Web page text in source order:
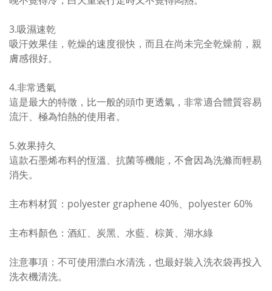
3.吸濕速乾
吸汗效果佳，乾燥的速度很快，而且在尚未完全乾燥前，親
膚感很好。
4.非常透氣
這是最大的特徵，比一般的頭巾更透氣，非常適合體質容易
流汗、極為怕熱的使用者。
5.效果持久
這款石墨烯布料的恆溫、抗菌等機能，不會因為洗滌而輕易
消失。
主布料材質：polyester graphene 40%、polyester 60%
主布料顏色：酒紅、炭黑、水藍、棕黃、湖水綠
注意事項：不可使用漂白水清洗，也最好裝入洗衣袋再投入
洗衣機清洗。